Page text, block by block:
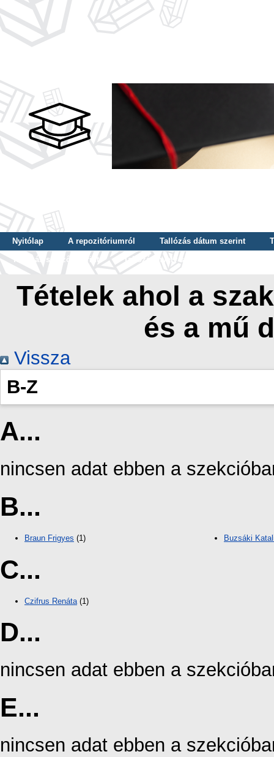
Nyitólap A repozitóriumról Tallózás dátum szerint
Tallózás szerző szerint
Tallózás nyelv szerint
Tételek ahol a
és a mű
Vissza
B-Z
A...
nincsen adat ebben a
B...
Braun Frigyes (1) Buzsáki
C...
Czifrus Renáta (1)
D...
nincsen adat ebben a
E...
nincsen adat ebben a